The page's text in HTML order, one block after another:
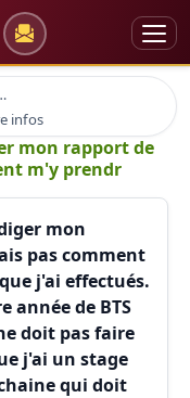
infos
mon rapport de
m'y prendr
mon
pas comment
j'ai effectués.
année de BTS
doit pas faire
j'ai un stage
qui doit